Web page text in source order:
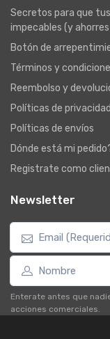
Secretos para que
impecables (y
Botón de
Términos y
Reembolso y
Políticas de privacidad
Políticas de envíos
Dónde está mi
Registrate como
Newsletter
Enterate antes que
acciones comerciales.